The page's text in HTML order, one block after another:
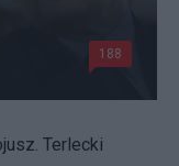
188
Terlecki